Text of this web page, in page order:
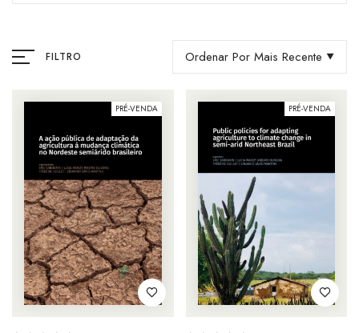
FILTRO Ordenar Por Mais Recente
PRÉ-VENDA PRÉ-VENDA